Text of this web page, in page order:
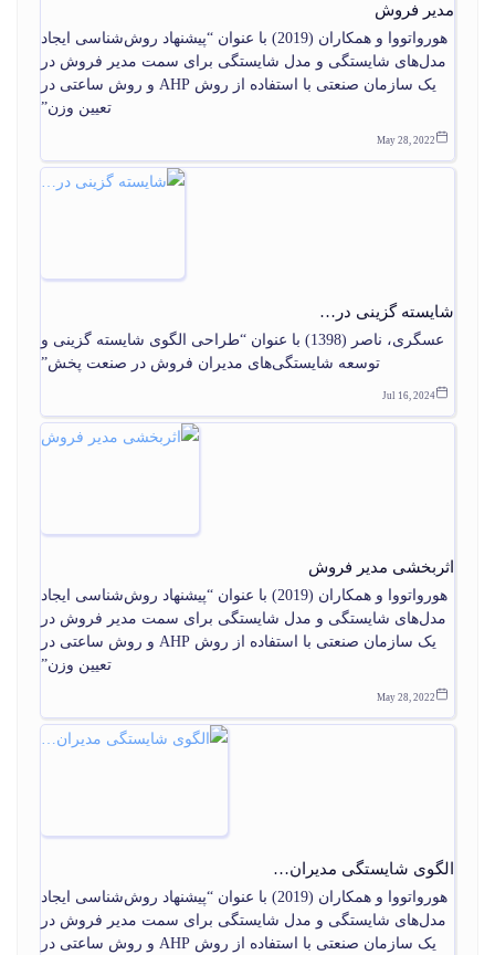
مدیر فروش
هورواتووا و همکاران (2019) با عنوان “پیشنهاد روش‌شناسی ایجاد
مدل‌های شایستگی و مدل شایستگی برای سمت مدیر فروش در
یک سازمان صنعتی با استفاده از روش AHP و روش ساعتی در
تعیین وزن”
May 28, 2022
شایسته گزینی در…
عسگری، ناصر (1398) با عنوان “طراحی الگوی شایسته گزینی و
توسعه شایستگی‌های مدیران فروش در صنعت پخش”
Jul 16, 2024
اثربخشی مدیر فروش
هورواتووا و همکاران (2019) با عنوان “پیشنهاد روش‌شناسی ایجاد
مدل‌های شایستگی و مدل شایستگی برای سمت مدیر فروش در
یک سازمان صنعتی با استفاده از روش AHP و روش ساعتی در
تعیین وزن”
May 28, 2022
الگوی شایستگی مدیران…
هورواتووا و همکاران (2019) با عنوان “پیشنهاد روش‌شناسی ایجاد
مدل‌های شایستگی و مدل شایستگی برای سمت مدیر فروش در
یک سازمان صنعتی با استفاده از روش AHP و روش ساعتی در